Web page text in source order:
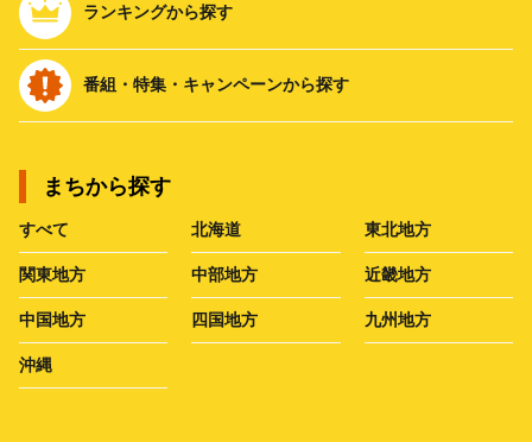
ランキングから探す
番組・特集・キャンペーンから探す
まちから探す
すべて 北海道 東北地方
関東地方 中部地方 近畿地方
中国地方 四国地方 九州地方
沖縄